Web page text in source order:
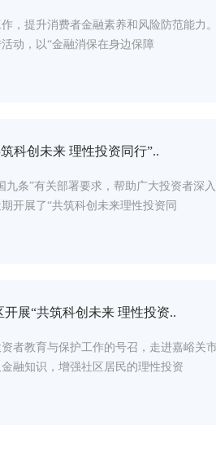
，提升消费者金融素养和风险防范能力
动，以“金融消保在身边保障
科创未来 理性投资同行”..
九条”有关部署要求，帮助广大投资者深
开展了“共筑科创未来理性投资同
展“共筑科创未来 理性投资..
者教育与保护工作的号召，走进嘉峪关
融知识，增强社区居民的理性投资